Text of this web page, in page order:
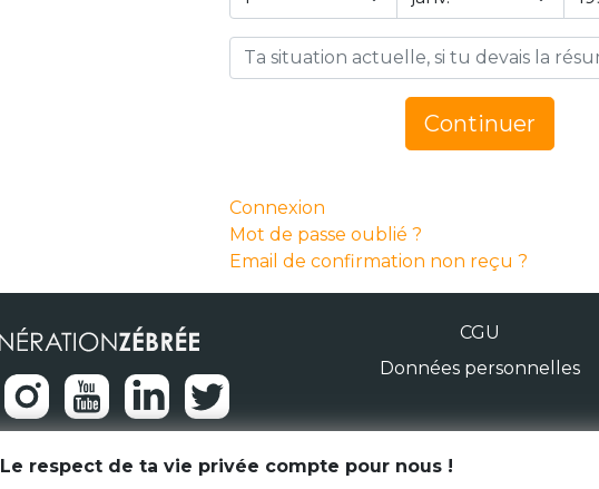
Continuer
Connexion
Mot de passe oublié ?
Email de confirmation non reçu ?
CGU
Données personnelles
© Génération Zébrée 2026
Le respect de ta vie privée compte pour nous !